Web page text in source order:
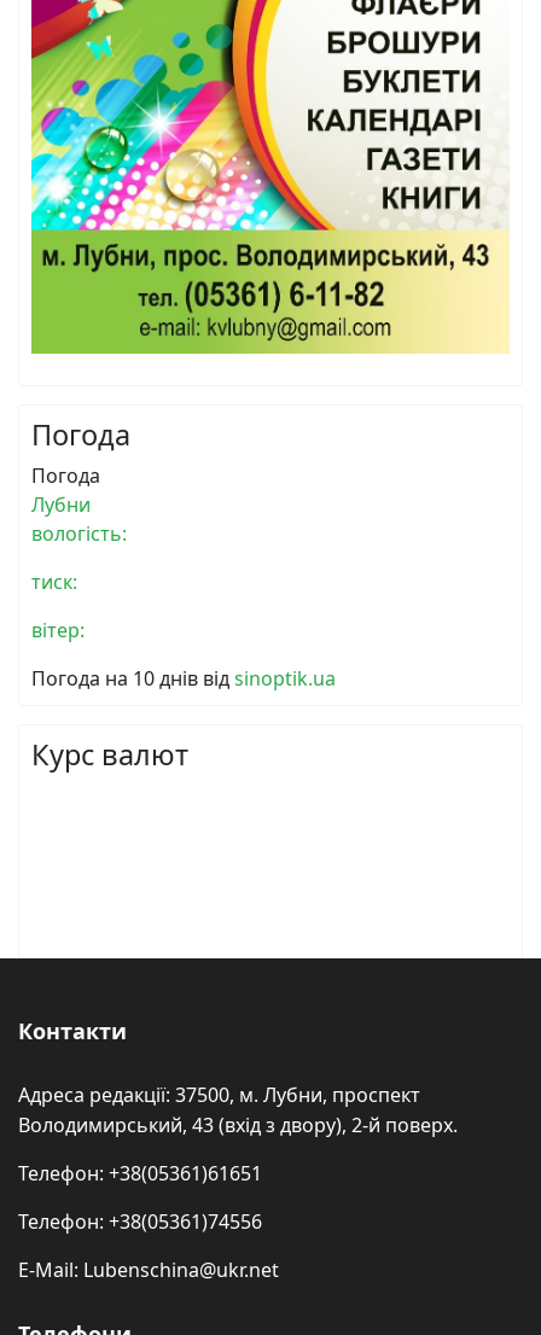
Погода
Погода
Лубни
вологість:
тиск:
вітер:
Погода на 10 днів відsinoptik.ua
Курс валют
Контакти
Адреса редакції: 37500, м. Лубни, проспект
Володимирський, 43 (вхід з двору), 2-й поверх.
Телефон: +38(05361)61651
Телефон: +38(05361)74556
E-Mail: Lubenschina@ukr.net